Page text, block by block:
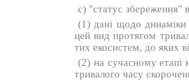
c) "статус збереження"
(1) дані щодо динаміки
цей вид протягом
тих екосистем, до яких
(2) на сучасному етапі
тривалого часу